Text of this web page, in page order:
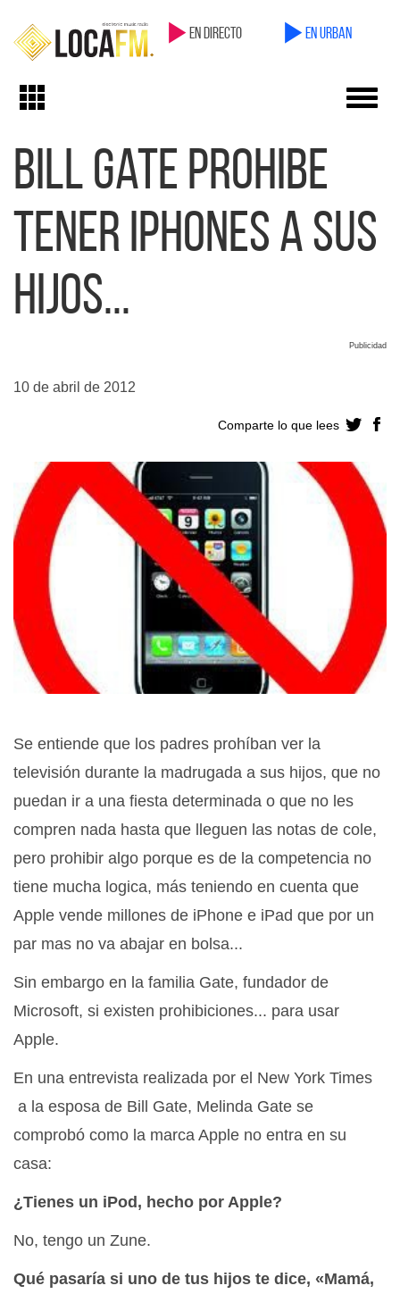
en directo en Urban
Toggle
Bill Gate prohibe
tener iPhones a sus
hijos...
Publicidad
10 de abril de 2012
Comparte lo que lees
Se entiende que los padres prohíban ver la
televisión durante la madrugada a sus hijos, que no
puedan ir a una fiesta determinada o que no les
compren nada hasta que lleguen las notas de cole,
pero prohibir algo porque es de la competencia no
tiene mucha logica, más teniendo en cuenta que
Apple vende millones de iPhone e iPad que por un
par mas no va abajar en bolsa...
Sin embargo en la familia Gate, fundador de
Microsoft, si existen prohibiciones... para usar
Apple.
En una entrevista realizada por el New York Times
a la esposa de Bill Gate, Melinda Gate se
comprobó como la marca Apple no entra en su
casa:
¿Tienes un iPod, hecho por Apple?
No, tengo un Zune.
Qué pasaría si uno de tus hijos te dice, «Mamá,